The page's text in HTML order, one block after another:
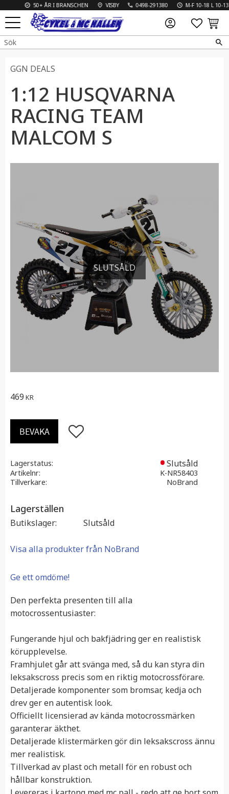
Meny
50+ ÅR I BRANSCHEN VISBY 0498-291380 M-F 10-18 L 10-13
GGN DEALS
1:12 HUSQVARNA
RACING TEAM
MALCOM S
SLUTSÅLD
469 KR
Lägg till i favoriter
BEVAKA
Lagerstatus Slutsåld
Artikelnr
K-NR58403
Tillverkare
NoBrand
Lagerställen
Butikslager Slutsåld
Visa alla produkter från NoBrand
Ge ett omdöme!
Den perfekta presenten till alla
motocrossentusiaster:
Fungerande hjul och bakfjädring ger en realistisk
körupplevelse.
Framhjulet går att svänga med, så du kan styra din
leksakscross precis som en riktig motocrossförare.
Detaljerade komponenter som bromsar, kedja och
drev ger en autentisk look.
Officiellt licensierad av kända motocrossmärken
garanterar äkthet.
Detaljerade klistermärken gör din leksakscross ännu
mer realistisk.
Tillverkad av plast och metall för en robust och
hållbar konstruktion.